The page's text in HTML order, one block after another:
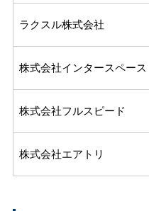
ラクスル株式会社
株式会社インタースペース
株式会社フルスピード
株式会社エアトリ